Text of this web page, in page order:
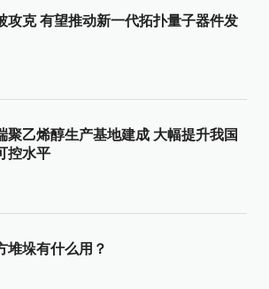
攻克 有望推动新一代拓扑量子器件发
聚乙烯醇生产基地建成 大幅提升我国
控水平
堆垛有什么用？